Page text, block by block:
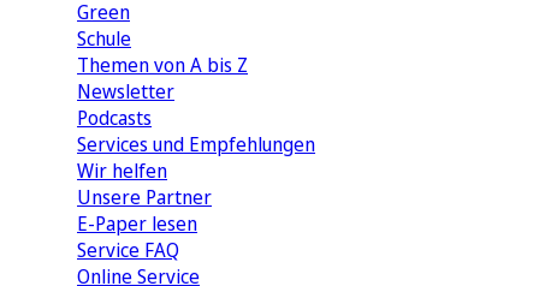
Green
Schule
Themen von A bis Z
Newsletter
Podcasts
Services und Empfehlungen
Wir helfen
Unsere Partner
E-Paper lesen
Service FAQ
Online Service